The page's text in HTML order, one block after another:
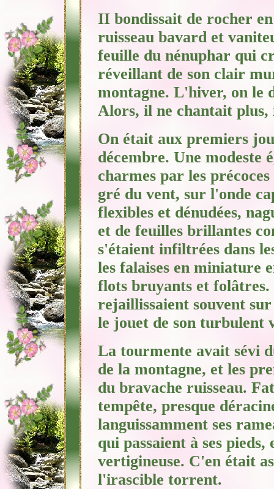
II bondissait de rocher
ruisseaubavard et
feuille du nénuphar qui
réveillant de son clair
montagne. L'hiver, on le
Alors, il ne chantait plus,
On était aux premiers
décembre. Une modeste
charmes par les
gré du vent, sur l'onde
flexibles et dénudées,
et de feuilles brillantes
s'étaient infiltrées dans
les falaises en miniature
flots bruyants et
rejaillissaient souvent
le jouet de son turbulent
La tourmente avait sévi
de la montagne, et les
du bravache ruisseau.
tempête, presque
languissamment ses
qui passaient à ses
vertigineuse. C'en était
l'irascible torrent.